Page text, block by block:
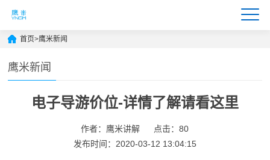
首页>鹰米新闻
鹰米新闻
电子导游价位-详情了解请看这里
作者：鹰米讲解
点击：80
发布时间：2020-03-12 13:04:15